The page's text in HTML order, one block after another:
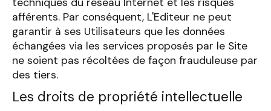
afférents. Par conséquent, L'Editeur ne peut
garantir à ses Utilisateurs que les données
échangées via les services proposés par le Site
ne soient pas récoltées de façon frauduleuse par
des tiers.
Les droits de propriété intellectuelle